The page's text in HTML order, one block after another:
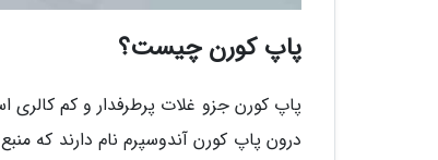
پاپ کورن چیست؟
پاپ کورن جزو غلات پرطرفدار و کم
درون پاپ کورن آندوسپرم نام دارند که